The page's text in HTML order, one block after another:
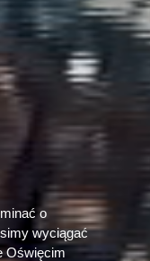
o
wyciągać
Oświęcim